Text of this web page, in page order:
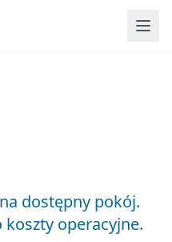
dostępny pokój.
koszty operacyjne.